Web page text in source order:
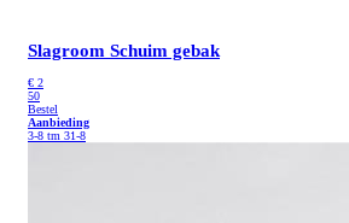
Slagroom Schuim gebak
€ 2
50
Bestel
Aanbieding
3-8 tm 31-8